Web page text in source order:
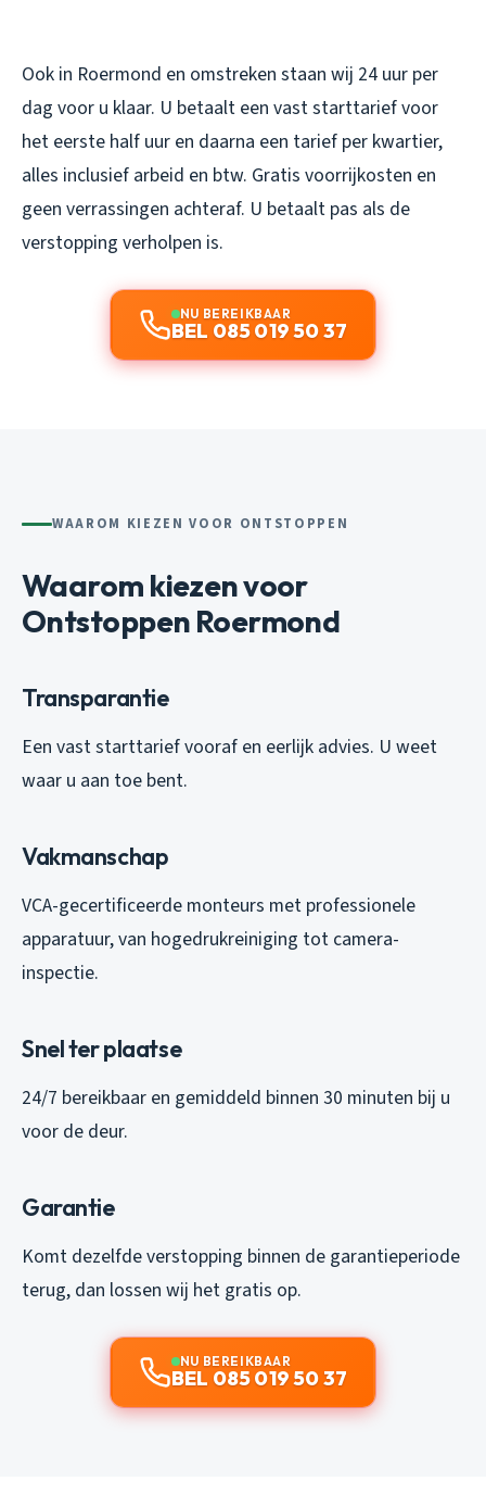
Ook in Roermond en omstreken staan wij 24 uur per
dag voor u klaar. U betaalt een vast starttarief voor
het eerste half uur en daarna een tarief per kwartier,
alles inclusief arbeid en btw. Gratis voorrijkosten en
geen verrassingen achteraf. U betaalt pas als de
verstopping verholpen is.
NU BEREIKBAAR
BEL 085 019 50 37
WAAROM KIEZEN VOOR ONTSTOPPEN
Waarom kiezen voor
Ontstoppen Roermond
Transparantie
Een vast starttarief vooraf en eerlijk advies. U weet
waar u aan toe bent.
Vakmanschap
VCA-gecertificeerde monteurs met professionele
apparatuur, van hogedrukreiniging tot camera-
inspectie.
Snel ter plaatse
24/7 bereikbaar en gemiddeld binnen 30 minuten bij u
voor de deur.
Garantie
Komt dezelfde verstopping binnen de garantieperiode
terug, dan lossen wij het gratis op.
NU BEREIKBAAR
BEL 085 019 50 37